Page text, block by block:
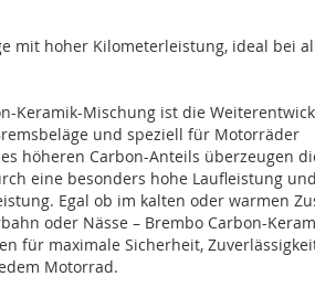
mit hoher Kilometerleistung, ideal bei
Keramik-Mischung ist die
und speziell für Motorräder
höheren Carbon-Anteils überzeugen
eine besonders hohe Laufleistung und
Egal ob im kalten oder warmen
oder Nässe – Brembo Carbon-
für maximale Sicherheit,
Motorrad.